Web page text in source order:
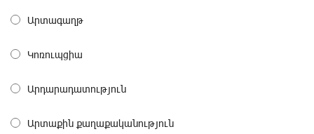
Արտագաղթ
Կոռուպցիա
Արդարադատություն
Արտաքին քաղաքականություն